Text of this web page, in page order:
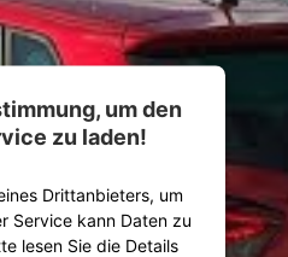
um den
zu laden!
Drittanbieters, um
Service kann Daten zu
lesen Sie die Details